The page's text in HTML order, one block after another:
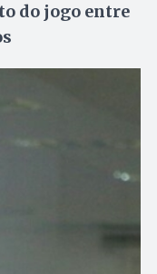
do jogo entre